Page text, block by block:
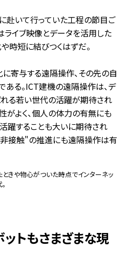
赴いて行っていた工程の節目ご
ライブ映像とデータを活用した
時短に結びつくはずだ。
寄与する遠隔操作、その先の自
る。ICT建機の遠隔操作は、デ
る若い世代の活躍が期待され
がよく、個人の体力の有無にも
躍することも大いに期待され
非接触"の推進にも遠隔操作は有
ときや物心がついた時点でインターネッ
トもさまざまな現